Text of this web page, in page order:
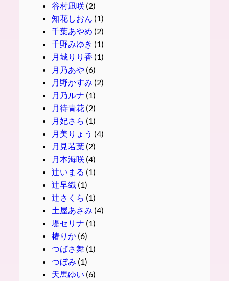
谷村凪咲(2)
知花しおん (1)
千葉あやめ (2)
千野みゆき (1)
月城りり香 (1)
月乃あや(6)
月野かすみ (2)
月乃ルナ (1)
月待青花(2)
月妃さら (1)
月美りょう (4)
月見若葉(2)
月本海咲(4)
辻いまる (1)
辻早織(1)
辻さくら (1)
土屋あさみ (4)
堤セリナ (1)
椿りか(6)
つばさ舞(1)
つぼみ (1)
天馬ゆい (6)